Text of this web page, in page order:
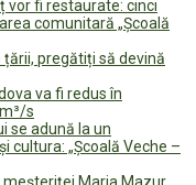
vor fi restaurate: cinci
comunitară „Școală
pregătiți să devină
va fi redus în
s
se adună la un
cultura: „Școală Veche –